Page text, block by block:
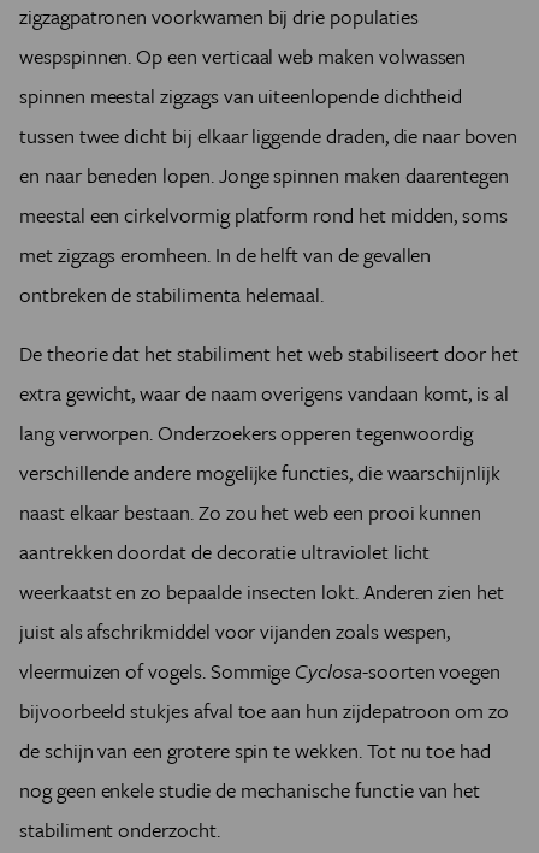
zigzagpatronen voorkwamen bij drie populaties
wespspinnen. Op een verticaal web maken volwassen
spinnen meestal zigzags van uiteenlopende dichtheid
tussen twee dicht bij elkaar liggende draden, die naar boven
en naar beneden lopen. Jonge spinnen maken daarentegen
meestal een cirkelvormig platform rond het midden, soms
met zigzags eromheen. In de helft van de gevallen
ontbreken de stabilimenta helemaal.
De theorie dat het stabiliment het web stabiliseert door het
extra gewicht, waar de naam overigens vandaan komt, is al
lang verworpen. Onderzoekers opperen tegenwoordig
verschillende andere mogelijke functies, die waarschijnlijk
naast elkaar bestaan. Zo zou het web een prooi kunnen
aantrekken doordat de decoratie ultraviolet licht
weerkaatst en zo bepaalde insecten lokt. Anderen zien het
juist als afschrikmiddel voor vijanden zoals wespen,
vleermuizen of vogels. Sommige Cyclosa-soorten voegen
bijvoorbeeld stukjes afval toe aan hun zijdepatroon om zo
de schijn van een grotere spin te wekken. Tot nu toe had
nog geen enkele studie de mechanische functie van het
stabiliment onderzocht.